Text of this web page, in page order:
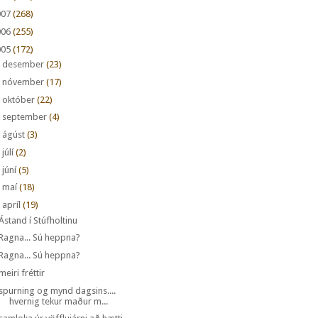
(268)
(255)
(172)
desember (23)
nóvember (17)
október (22)
september (4)
ágúst (3)
júlí (2)
júní (5)
maí (18)
apríl (19)
í Stúfholtinu
Sú heppna?
Sú heppna?
fréttir
spurning og mynd dagsins....
hvernig tekur maður m...